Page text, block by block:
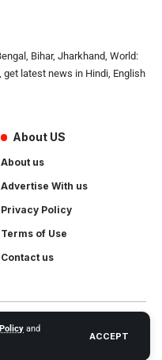
and
ACCEPT
Bihar, Jharkhand, World:
get latest news in Hindi, English
About US
About us
Advertise With us
Privacy Policy
Terms of Use
Contact us
. Website Created by and